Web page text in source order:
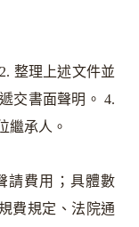
整理上述文件並
交書面聲明。 4.
繼承人。
請費用；具體數
費規定、法院通